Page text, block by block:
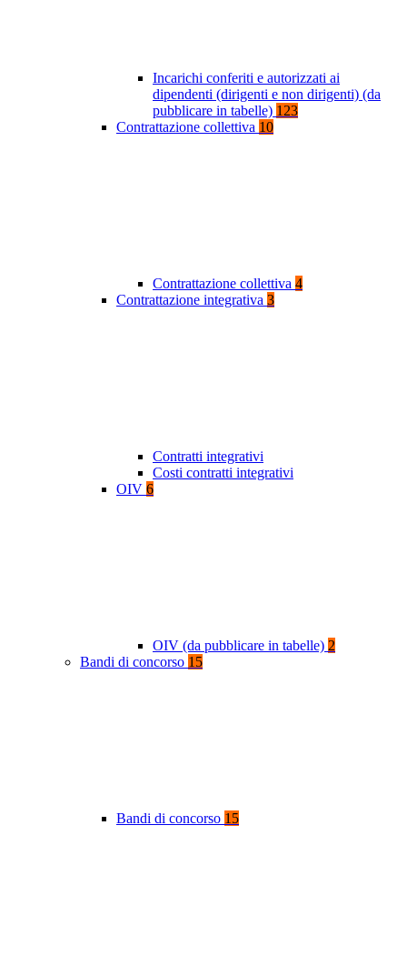
Incarichi conferiti e autorizzati ai
dipendenti (dirigenti e non dirigenti) (da
pubblicare in tabelle) 123
Contrattazione collettiva 10
Contrattazione collettiva 4
Contrattazione integrativa 3
Contratti integrativi
Costi contratti integrativi
OIV 6
OIV (da pubblicare in tabelle) 2
Bandi di concorso 15
Bandi di concorso 15